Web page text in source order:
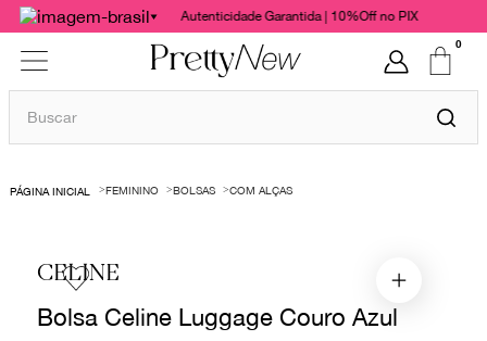
Autenticidade Garantida | 10%Off no PIX
0
Buscar
FEMININO BOLSAS COM ALÇAS
CELINE
Bolsa Celine Luggage Couro Azul
1º
bolsas
chanel
gucci